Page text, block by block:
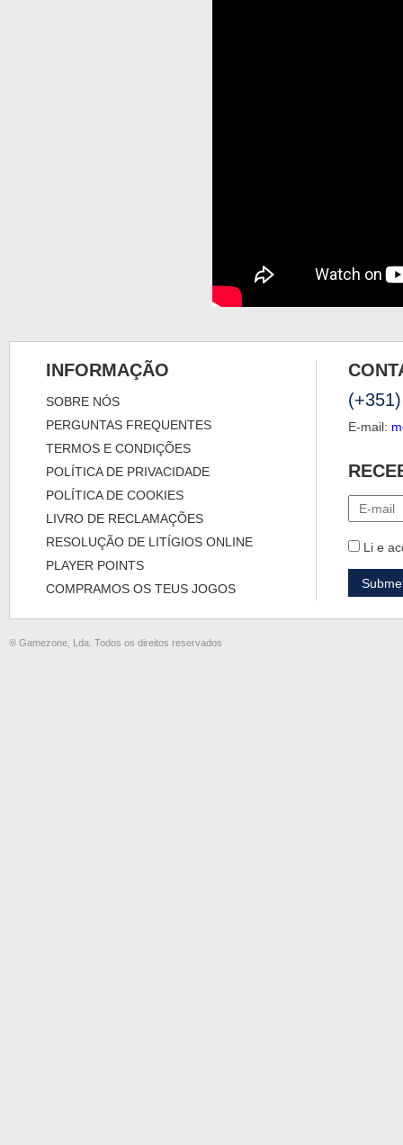
INFORMAÇÃO
SOBRE NÓS
PERGUNTAS FREQUENTES
TERMOS E CONDIÇÕES
POLÍTICA DE PRIVACIDADE
POLÍTICA DE COOKIES
LIVRO DE RECLAMAÇÕES
RESOLUÇÃO DE LITÍGIOS ONLINE
PLAYER POINTS
COMPRAMOS OS TEUS JOGOS
E-mail:
Li e
® Gamezone, Lda. Todos os direitos reservados